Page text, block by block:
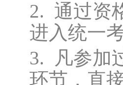
2. 通过资
进入统一
3.
凡参加
环节，直